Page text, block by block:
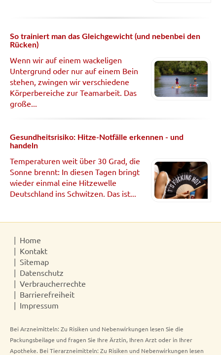
So trainiert man das Gleichgewicht (und nebenbei den
Rücken)
Wenn wir auf einem wackeligen
Untergrund oder nur auf einem Bein
stehen, zwingen wir verschiedene
Körperbereiche zur Teamarbeit. Das
große...
Gesundheitsrisiko: Hitze-Notfälle erkennen - und
handeln
Temperaturen weit über 30 Grad, die
Sonne brennt: In diesen Tagen bringt
wieder einmal eine Hitzewelle
Deutschland ins Schwitzen. Das ist...
Home
Kontakt
Sitemap
Datenschutz
Verbraucherrechte
Barrierefreiheit
Impressum
Bei Arzneimitteln: Zu Risiken und Nebenwirkungen lesen Sie die
Packungsbeilage und fragen Sie Ihre Ärztin, Ihren Arzt oder in Ihrer
Apotheke. Bei Tierarzneimitteln: Zu Risiken und Nebenwirkungen lesen